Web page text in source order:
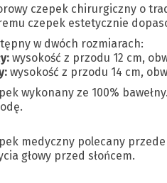
czepek chirurgiczny o
czepek estetycznie
w dwóch rozmiarach:
wysokość z przodu 12 cm,
wysokość z przodu 14 cm,
wykonany ze 100%
medyczny polecany
głowy przed słońcem.